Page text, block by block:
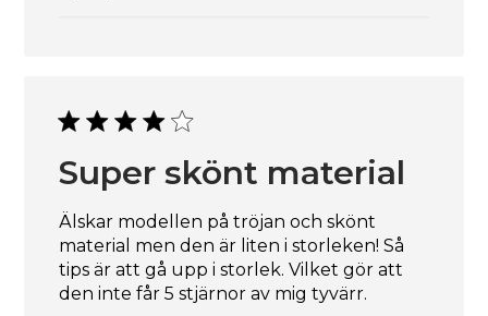
Super skönt material
Älskar modellen på tröjan och skönt
material men den är liten i storleken! Så
tips är att gå upp i storlek. Vilket gör att
den inte får 5 stjärnor av mig tyvärr.